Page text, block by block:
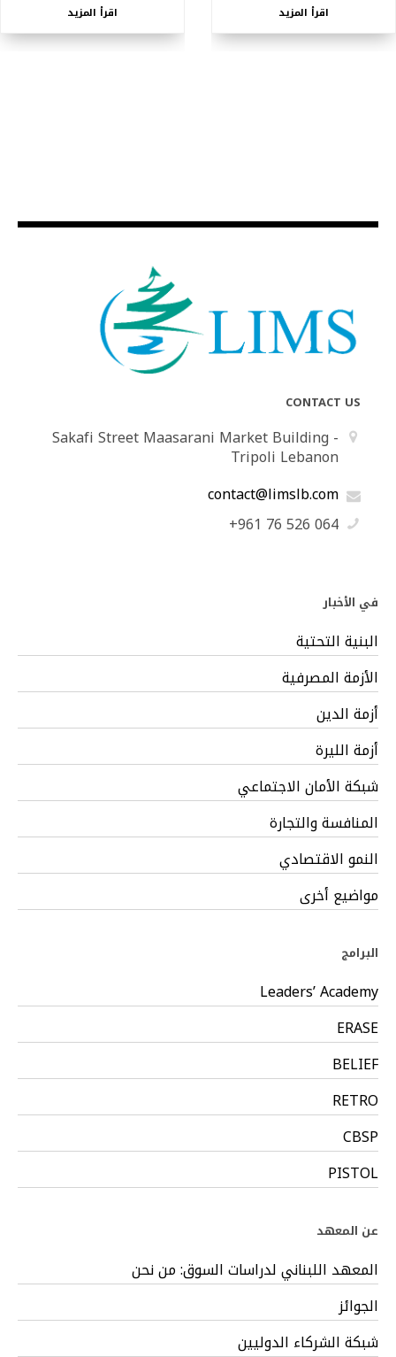
اقرأ المزيد اقرأ المزيد
CONTACT US
Sakafi Street Maasarani Market Building -
Tripoli Lebanon
contact@limslb.com
+961 76 526 064
في الأخبار
البنية التحتية
الأزمة المصرفية
أزمة الدين
أزمة الليرة
شبكة الأمان الاجتماعي
المنافسة والتجارة
النمو الاقتصادي
مواضيع أخرى
البرامج
Leaders’ Academy
ERASE
BELIEF
RETRO
CBSP
PISTOL
عن المعهد
المعهد اللبناني لدراسات السوق: من نحن
الجوائز
شبكة الشركاء الدوليين